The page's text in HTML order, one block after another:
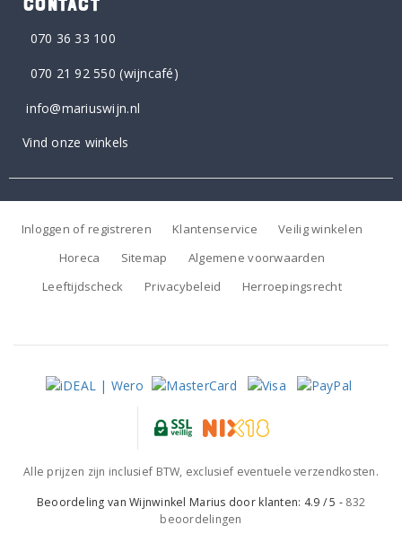
070 36 33 100
070 21 92 550 (wijncafé)
info@mariuswijn.nl
Vind onze winkels
Inloggen of registreren Klantenservice
Veilig winkelen
Horeca
Sitemap
Algemene voorwaarden
Leeftijdscheck
Privacybeleid Herroepingsrecht
Alle prijzen zijn inclusief BTW, exclusief eventuele verzendkosten.
Beoordeling vanWijnwinkel Marius door klanten: 4.9 /5 - 832
beoordelingen